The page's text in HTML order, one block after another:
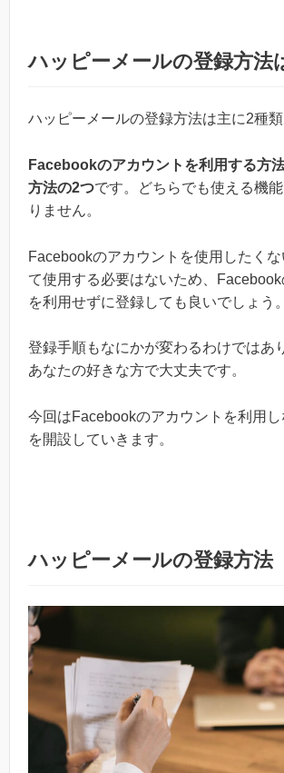
ハッピーメールの登録方法
ハッピーメールの登録方法は主に2種類
Facebookのアカウントを利用する方
方法の2つです。どちらでも使える機
りません。
Facebookのアカウントを使用したく
て使用する必要はないため、Facebook
を利用せずに登録しても良いでしょう。
登録手順もなにかが変わるわけではあ
あなたの好きな方で大丈夫です。
今回はFacebookのアカウントを利用
を開設していきます。
ハッピーメールの登録方法